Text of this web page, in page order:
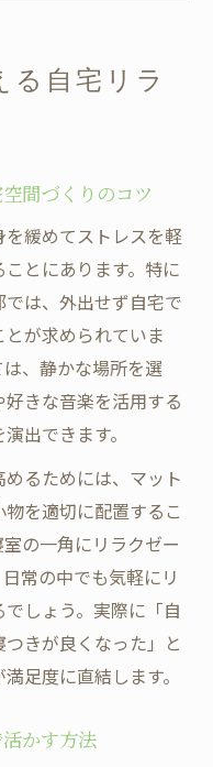
するための工夫
ラクゼーションの
簡単リラクゼーシ
ズ活用で手軽に癒
るためのスケジ
ゼーション方法の
ックス習慣のすす
自宅リラクゼーシ
ション技術を家庭
る自宅リラ
間づくりのコツ
緩めてストレスを軽
とにあります。特に
は、外出せず自宅で
が求められていま
、静かな場所を選
きな音楽を活用する
出できます。
るためには、マット
を適切に配置するこ
の一角にリラクゼー
常の中でも気軽にリ
しょう。実際に「自
きが良くなった」と
足度に直結します。
かす方法